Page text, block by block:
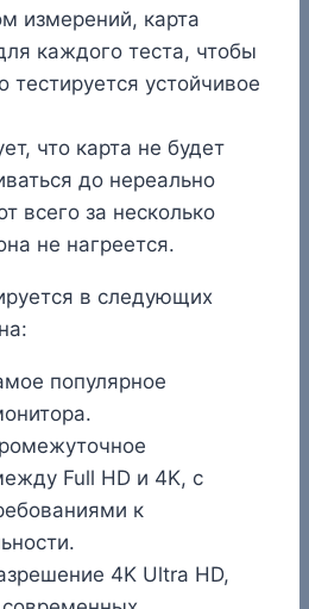
измерений, карта
каждого теста, чтобы
тестируется устойчивое
что карта не будет
до нереально
всего за несколько
не нагреется.
в следующих
популярное
Full HD и 4K, с
к
4K Ultra HD,